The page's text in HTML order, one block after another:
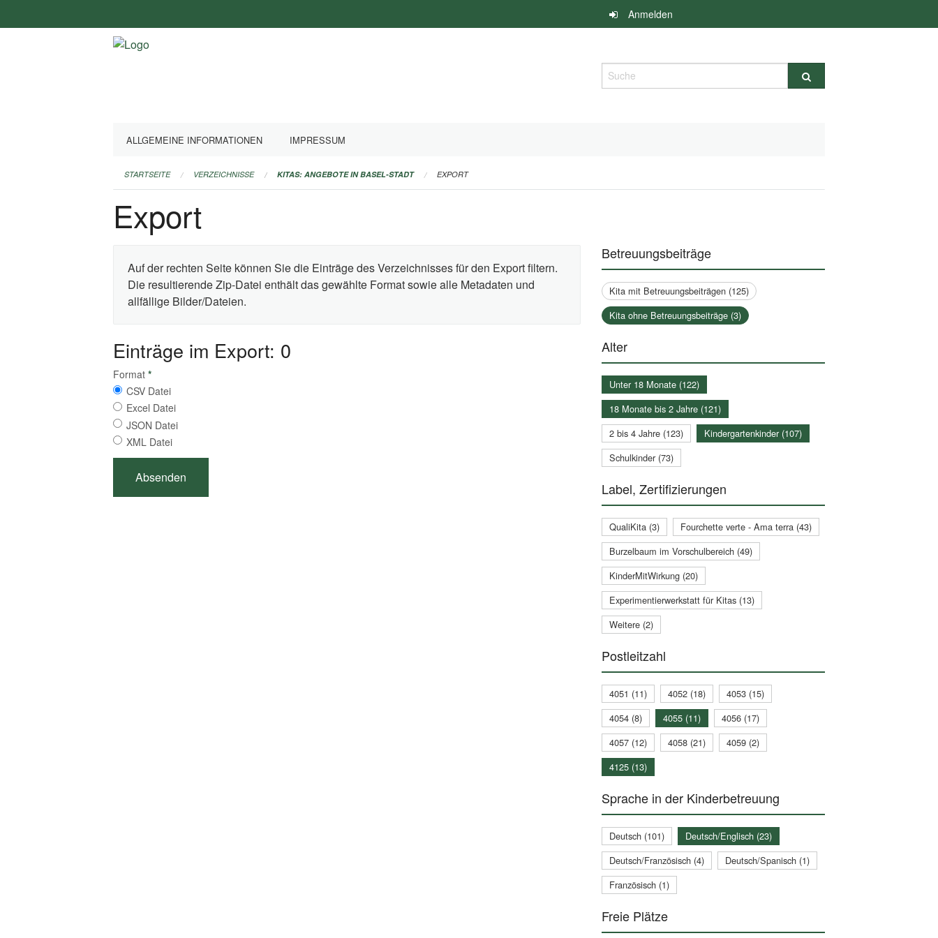
überspringen
Anmelden
Suche
ALLGEMEINE INFORMATIONEN IMPRESSUM
STARTSEITE VERZEICHNISSE KITAS: ANGEBOTE IN BASEL-STADT EXPORT
Export
Auf der rechten Seite können Sie die Einträge des Verzeichnisses für den Export filtern.
Die resultierende Zip-Datei enthält das gewählte Format sowie alle Metadaten und
allfällige Bilder/Dateien.
Einträge im Export: 0
Format *
CSV Datei
Excel Datei
JSON Datei
XML Datei
Betreuungsbeiträge
Kita mit Betreuungsbeiträgen (125)
Kita ohne Betreuungsbeiträge (3)
Alter
Unter 18 Monate (122)
18 Monate bis 2 Jahre (121)
2 bis 4 Jahre (123)
Kindergartenkinder (107)
Schulkinder (73)
Label, Zertifizierungen
QualiKita (3)
Fourchette verte - Ama terra (43)
Burzelbaum im Vorschulbereich (49)
KinderMitWirkung (20)
Experimentierwerkstatt für Kitas (13)
Weitere (2)
Postleitzahl
4051 (11) 4052 (18)
4053 (15)
4054 (8)
4055 (11)
4056 (17)
4057 (12)
4058 (21)
4059 (2)
4125 (13)
Sprache in der Kinderbetreuung
Deutsch (101)
Deutsch/Englisch (23)
Deutsch/Französisch (4)
Deutsch/Spanisch (1)
Französisch (1)
Freie Plätze